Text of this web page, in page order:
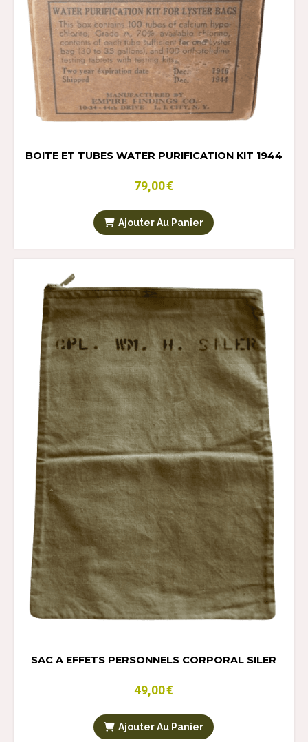
BOITE ET TUBES WATER PURIFICATION KIT 1944
79,00€
Ajouter Au Panier
SAC A EFFETS PERSONNELS CORPORAL SILER
49,00€
Ajouter Au Panier